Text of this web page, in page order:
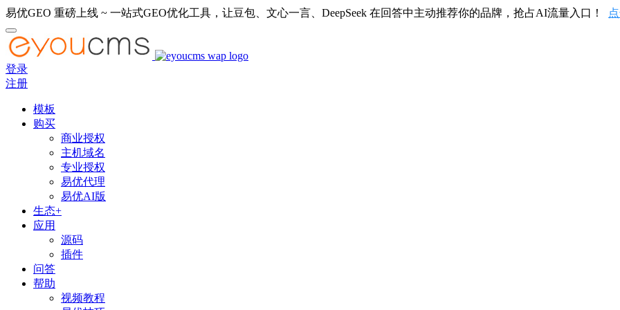
易优GEO 重磅上线 ~ 一站式GEO优化工具，让豆包、文心一言、DeepSeek 在回答中主动推荐你的品牌，抢占AI流量入口！
登录
注册
模板
购买
商业授权
主机域名
专业授权
易优代理
易优AI版
生态+
应用
源码
插件
问答
帮助
视频教程